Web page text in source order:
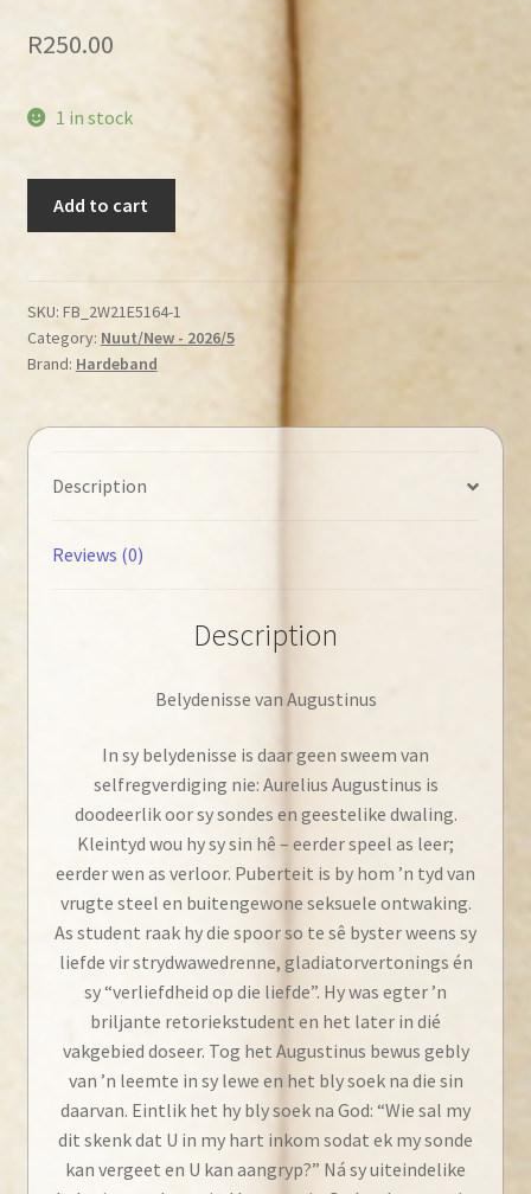
R250.00
1 in stock
Belydenisse
quantity
Add to cart
SKU: FB_2W21E5164-1
Category: Nuut/New - 2026/5
Brand: Hardeband
Description
Reviews (0)
Description
Belydenisse van Augustinus
In sy belydenisse is daar geen sweem van
selfregverdiging nie: Aurelius Augustinus is
doodeerlik oor sy sondes en geestelike dwaling.
Kleintyd wou hy sy sin hê – eerder speel as leer;
eerder wen as verloor. Puberteit is by hom ’n tyd van
vrugte steel en buitengewone seksuele ontwaking.
As student raak hy die spoor so te sê byster weens sy
liefde vir strydwawedrenne, gladiatorvertonings én
sy “verliefdheid op die liefde”. Hy was egter ’n
briljante retoriekstudent en het later in dié
vakgebied doseer. Tog het Augustinus bewus gebly
van ’n leemte in sy lewe en het bly soek na die sin
daarvan. Eintlik het hy bly soek na God: “Wie sal my
dit skenk dat U in my hart inkom sodat ek my sonde
kan vergeet en U kan aangryp?” Ná sy uiteindelike